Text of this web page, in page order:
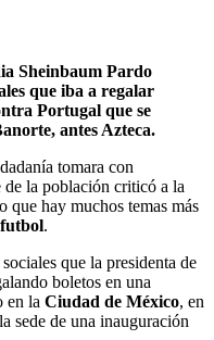
Sheinbaum Pardo
que iba a regalar
Portugal que se
antes Azteca.
tomara con
de la población criticó a la
que hay muchos temas más
futbol.
que la presidenta de
boletos en una
en la Ciudad de México, en
sede de una inauguración